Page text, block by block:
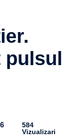
pulsul
584
Vizualizari